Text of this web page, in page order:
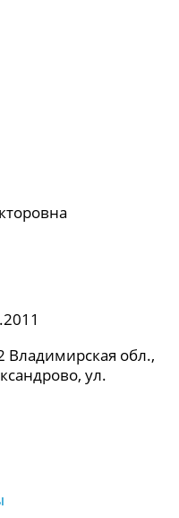
обл.,
ул.